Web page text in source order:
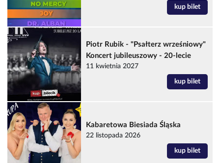
kup bilet
Piotr Rubik - "Psałterz wrześniowy"
Koncert jubileuszowy - 20-lecie
11 kwietnia 2027
kup bilet
Kabaretowa Biesiada Śląska
22 listopada 2026
kup bilet